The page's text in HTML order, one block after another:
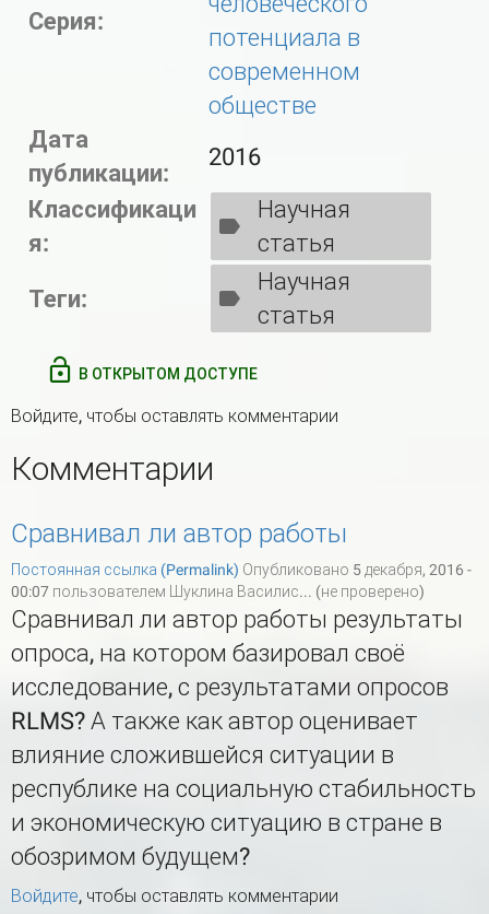
Серия:
потенциала в
современном
обществе
Дата
публикации:
2016
Классификаци
я:
Научная
статья
Теги:
Научная
статья
В ОТКРЫТОМ ДОСТУПЕ
Войдите, чтобы оставлять комментарии
Комментарии
Сравнивал ли автор работы
Постоянная ссылка (Permalink) Опубликовано 5 декабря, 2016 -
00:07 пользователем
Шуклина Василис... (не проверено)
Сравнивал ли автор работы результаты
опроса, на котором базировал своё
исследование, с результатами опросов
RLMS? А также как автор оценивает
влияние сложившейся ситуации в
республике на социальную стабильность
и экономическую ситуацию в стране в
обозримом будущем?
Войдите, чтобы оставлять комментарии